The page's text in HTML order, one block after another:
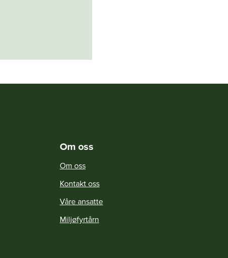
Om oss
Om oss
Kontakt oss
Våre ansatte
Miljøfyrtårn